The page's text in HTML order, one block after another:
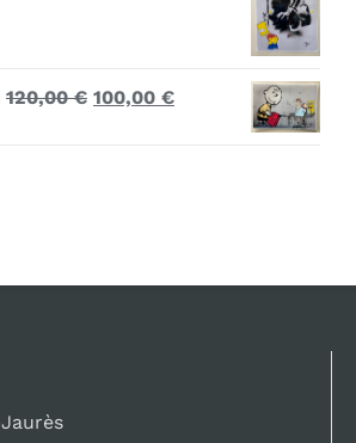
120,00 €.
100,00 €.
120,00€ Le
100,00 €Le